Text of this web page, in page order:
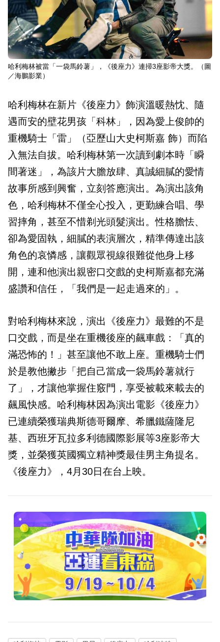
哈利梅林被當「一袋馬鈴薯」，《後座力》連掃3座影帝大獎。（圖
／海鵬影業）
哈利梅林在新片《後座力》飾演溫暖熱忱、隨
遇而安的壁花男孩「科林」，因為愛上俊帥的
重機騎士「雷」（亞歷山大史柯斯嘉 飾）而陷
入無法自拔。哈利梅林第一次讀到劇本時「瞬
間著迷」，為該片大膽放肆、真誠細膩的愛情
故事所感到興奮，立刻答應演出。為演出該角
色，哈利梅林不僅全心投入，更勤練合唱、學
習摔角，甚至不惜剃光頭髮演出。性格膽怯、
卻為愛固執，細膩的表演層次，精準傳達出該
角色的哀憐感，讓觀眾視線很難從他身上移
開，連和他演出親密口交戲的史柯斯嘉都充滿
盛讚和信任，「我們是一起走過來的」。
對哈利梅林來說，演出《後座力》最難的不是
口交戲，而是坐在重機後座的飆車戲：「真的
滿恐怖的！」甚至讓他不敢上座。重機騎士們
於是教他撇步「把自己當成一袋馬鈴薯就行
了」，才讓他掌握住竅門，享受被載來載去的
飆風快感。哈利梅林因為演出電影《後座力》
已連續榮獲瑞典斯德哥爾摩、希臘鐵薩隆尼
基、西班牙瓦拉多利德國際影展等3座影帝大
獎，並榮獲英國獨立精神獎最佳男主角提名。
《後座力》，4月30日在台上映。